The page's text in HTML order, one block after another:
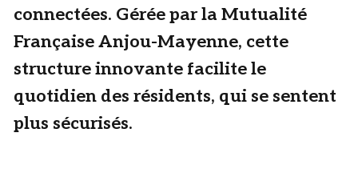
connectées. Gérée par la Mutualité
Française Anjou-Mayenne, cette
structure innovante facilite le
quotidien des résidents, qui se sentent
plus sécurisés.